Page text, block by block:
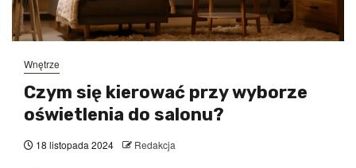
Wnętrze
Czym się kierować przy wyborze
oświetlenia do salonu?
18 listopada 2024 Redakcja